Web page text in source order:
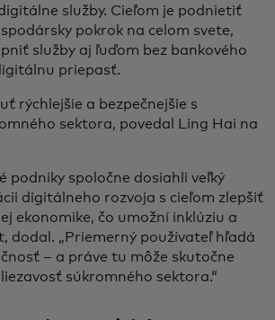
služby. Cieľom je podnietiť
pokrok na celom svete,
služby aj ľuďom bez bankového
priepasť.
rýchlejšie a bezpečnejšie s
sektora, povedal Ling Hai na
podniky spoločne dosiahli veľký
digitálneho rozvoja s cieľom zlepšiť
ekonomike, čo umožní inklúziu a
dodal. „Priemerný používateľ hľadá
– a práve tu môže skutočne
súkromného sektora.“